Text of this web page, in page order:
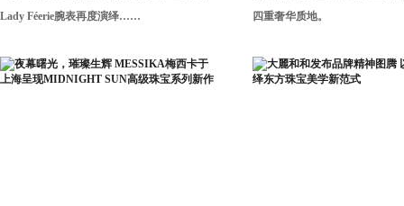
Lady Féerie腕表再度演绎……
四重奢华质地。